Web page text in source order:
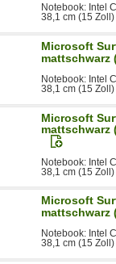
Notebook: Intel
38,1 cm (15
Microsoft
mattschwarz
Notebook: Intel
38,1 cm (15
Microsoft
mattschwarz
Notebook: Intel
38,1 cm (15
Microsoft
mattschwarz
Notebook: Intel
38,1 cm (15